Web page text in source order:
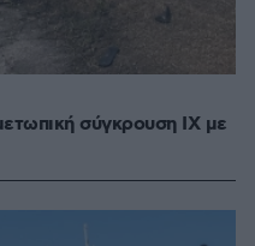
σύγκρουση ΙΧ με